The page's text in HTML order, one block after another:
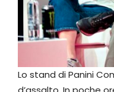
Lo stand di Panini